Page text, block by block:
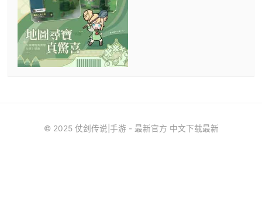
© 2025 仗剑传说|手游 - 最新官方 中文下载最新